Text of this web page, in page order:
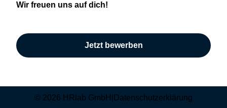
Wir freuen uns auf dich!
Jetzt bewerben
© 2026 HRlab GmbH Datenschutzerklärung